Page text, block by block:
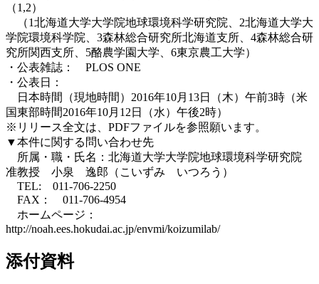
（1,2）
（1北海道大学大学院地球環境科学研究院、2北海道大学大
学院環境科学院、3森林総合研究所北海道支所、4森林総合研
究所関西支所、5酪農学園大学、6東京農工大学）
・公表雑誌： PLOS ONE
・公表日：
日本時間（現地時間）2016年10月13日（木）午前3時（米
国東部時間2016年10月12日（水）午後2時）
※リリース全文は、PDFファイルを参照願います。
▼本件に関する問い合わせ先
所属・職・氏名：北海道大学大学院地球環境科学研究院
准教授 小泉 逸郎（こいずみ いつろう）
TEL: 011-706-2250
FAX： 011-706-4954
ホームページ：
http://noah.ees.hokudai.ac.jp/envmi/koizumilab/
添付資料